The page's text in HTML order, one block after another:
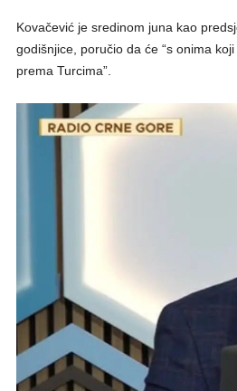
Kovačević je sredinom juna kao
godišnjice, poručio da će “s onima
prema Turcima”.